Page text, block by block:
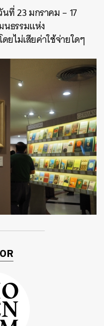
ที่ 23 มกราคม – 17
ธรรมแห่ง
ยไม่เสียค่าใช้จ่ายใดๆ